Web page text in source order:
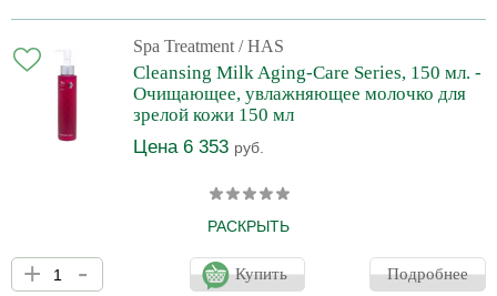
уменьшают отечности и усиливают защитные функции кожи.
Маска изготовлена из биоцеллюлозы - биоразлагаемого и
экологически чистого материала, полученного методом
ферментации кокосового сока, с отличной адгезией и
повышенной возмо
Spa Treatment / HAS
Cleansing Milk Aging-Care Series, 150 мл. -
Очищающее, увлажняющее молочко для
зрелой кожи 150 мл
Цена 6 353 руб.
РАСКРЫТЬ
Молочко Spa Treatment HAS Cleansing Milk Aging-Care Series
позволяет тщательно очистить кожу от остатков макияжа и
стойких загрязнений. В его состав входят активные компоненты,
+ - Купить Подробнее